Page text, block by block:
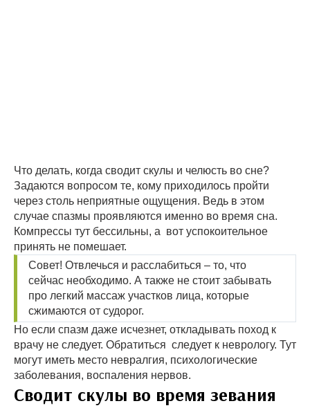
Что делать, когда сводит скулы и челюсть во сне?
Задаются вопросом те, кому приходилось пройти
через столь неприятные ощущения. Ведь в этом
случае спазмы проявляются именно во время сна.
Компрессы тут бессильны, а вот успокоительное
принять не помешает.
Совет! Отвлечься и расслабиться – то, что
сейчас необходимо. А также не стоит забывать
про легкий массаж участков лица, которые
сжимаются от судорог.
Но если спазм даже исчезнет, откладывать поход к
врачу не следует. Обратиться следует к неврологу. Тут
могут иметь место невралгия, психологические
заболевания, воспаления нервов.
Сводит скулы во время зевания